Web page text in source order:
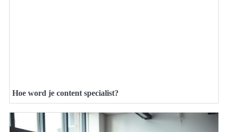
Hoe word je content specialist?